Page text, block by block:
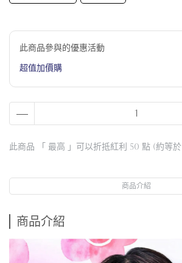
此商品參與的優惠活動
超值加價購
此商品 「 最高 」可以折抵紅利 50 點 (約等於
商品介紹
商品介紹